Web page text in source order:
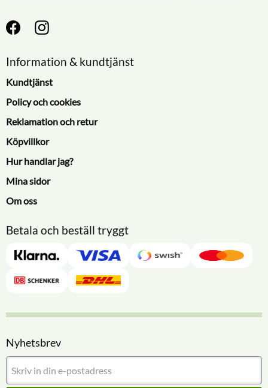
Information & kundtjänst
Kundtjänst
Policy och cookies
Reklamation och retur
Köpvillkor
Hur handlar jag?
Mina sidor
Om oss
Betala och beställ tryggt
Nyhetsbrev